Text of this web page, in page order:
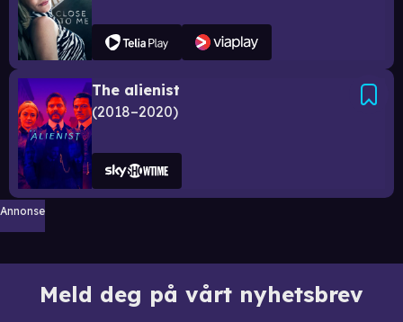
The alienist
2018–2020
Annonse
Meld deg på vårt nyhetsbrev